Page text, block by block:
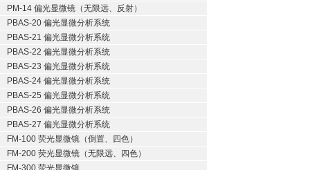
PM-14 偏光显微镜（无限远、反射）
PBAS-20 偏光显微分析系统
PBAS-21 偏光显微分析系统
PBAS-22 偏光显微分析系统
PBAS-23 偏光显微分析系统
PBAS-24 偏光显微分析系统
PBAS-25 偏光显微分析系统
PBAS-26 偏光显微分析系统
PBAS-27 偏光显微分析系统
FM-100 荧光显微镜（倒置、四色）
FM-200 荧光显微镜（无限远、四色）
FM-300 荧光显微镜